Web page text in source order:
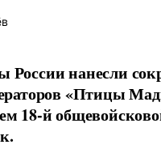
России нанесли
«Птицы
18-й